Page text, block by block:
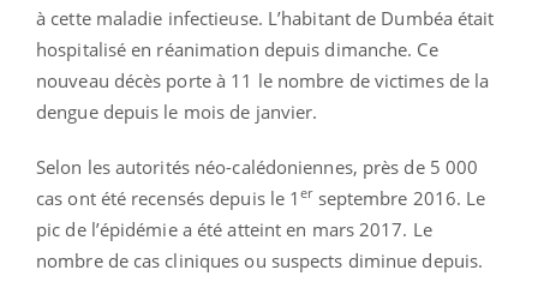
à cette maladie infectieuse. L’habitant de Dumbéa était
hospitalisé en réanimation depuis dimanche. Ce
nouveau décès porte à 11 le nombre de victimes de la
dengue depuis le mois de janvier.
Selon les autorités néo-calédoniennes, près de 5 000
cas ont été recensés depuis le 1erseptembre 2016. Le
pic de l’épidémie a été atteint en mars 2017. Le
nombre de cas cliniques ou suspects diminue depuis.